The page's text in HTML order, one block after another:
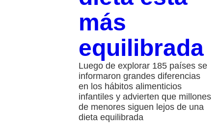
más
equilibrada
Luego de explorar 185 países se
informaron grandes diferencias
en los hábitos alimenticios
infantiles y advierten que millones
de menores siguen lejos de una
dieta equilibrada